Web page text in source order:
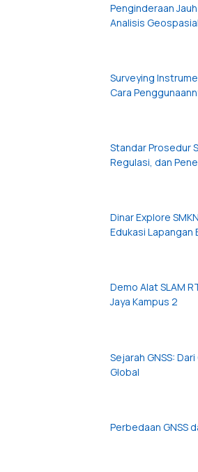
Penginderaan
Analisis
Surveying
Cara
Standar Prosedur
Regulasi, dan
Dinar Explore
Edukasi Lapangan
Demo Alat SLAM
Jaya Kampus 2
Sejarah GNSS:
Global
Perbedaan GNSS